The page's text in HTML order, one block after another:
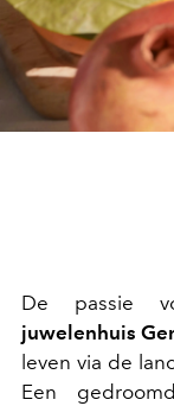
De passie
juwelenhuis
leven via de
Een